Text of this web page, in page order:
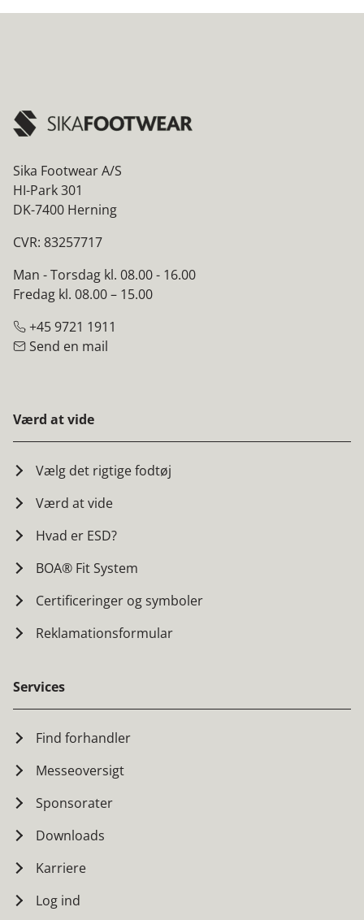
Sika Footwear A/S
HI-Park 301
DK-7400 Herning
CVR: 83257717
Man - Torsdag kl. 08.00 - 16.00
Fredag kl. 08.00 – 15.00
+45 9721 1911
Send en mail
Værd at vide
Vælg det rigtige fodtøj
Værd at vide
Hvad er ESD?
BOA® Fit System
Certificeringer og symboler
Reklamationsformular
Services
Find forhandler
Messeoversigt
Sponsorater
Downloads
Karriere
Log ind